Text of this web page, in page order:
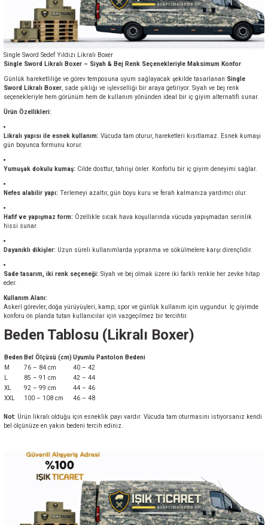
Single Sword Sedef Yıldızı Likralı Boxer
Single Sword Likralı Boxer – Siyah & Bej Renk Seçenekleriyle Maksimum Konfor
Günlük hareketliliğe ve görev temposuna uyum sağlayacak şekilde tasarlanan Single
Sword Likralı Boxer , sade şıklığı ve işlevselliği bir araya getiriyor. Siyah ve bej renk
seçenekleriyle hem görünüm hem de kullanım yönünden ideal bir iç giyim alternatifi sunar.
Ürün Özellikleri:
Likralı yapısı ile esnek kullanım: Vücuda tam oturur, hareketleri kısıtlamaz. Esnek kumaşı
gün boyunca formunu korur.
Yumuşak dokulu kumaş: Cilde dosttur, tahrişi önler. Konforlu bir iç giyim deneyimi sağlar.
Nefes alabilir yapı: Terlemeyi azaltır, gün boyu kuru ve ferah kalmanıza yardımcı olur.
Hafif ve yapışmaz form: Özellikle sıcak hava koşullarında vücuda yapışmadan serinlik
hissi sunar.
Dayanıklı dikişler: Uzun süreli kullanımlarda yıpranma ve sökülmelere karşı dirençlidir.
Sade tasarım, iki renk seçeneği: Siyah ve bej olmak üzere iki farklı renkle her zevke hitap
eder.
Kullanım Alanı:
Askerî görevler, doğa yürüyüşleri, kamp, spor ve günlük kullanım için uygundur. İç giyimde
konforu ön planda tutan kullanıcılar için vazgeçilmez bir tercihtir.
Beden Tablosu (Likralı Boxer)
Beden Bel Ölçüsü (cm) Uyumlu Pantolon Bedeni
M
76 – 84 cm
40 – 42
85 – 91 cm
42 – 44
XL
92 – 99 cm
44 – 46
XXL
100 – 108 cm 46 – 48
Not: Ürün likralı olduğu için esneklik payı vardır. Vücuda tam oturmasını istiyorsanız kendi
bel ölçünüze en yakın bedeni tercih ediniz.